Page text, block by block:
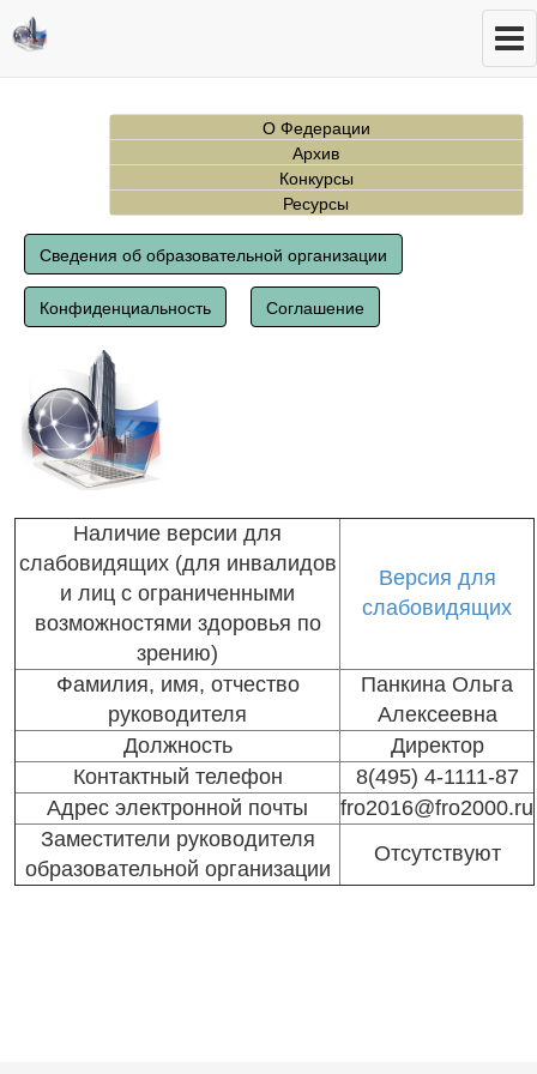
О Федерации
Архив
Конкурсы
Ресурсы
Сведения об образовательной организации
Конфиденциальность Соглашение
Наличие версии для
слабовидящих (для инвалидов
и лиц с ограниченными
возможностями здоровья по
зрению)
Версия для
слабовидящих
Фамилия, имя, отчество
руководителя
Панкина Ольга
Алексеевна
Должность
Директор
Контактный телефон
8(495) 4-1111-87
Адрес электронной почты
fro2016@fro2000.ru
Заместители руководителя
образовательной организации
Отсутствуют